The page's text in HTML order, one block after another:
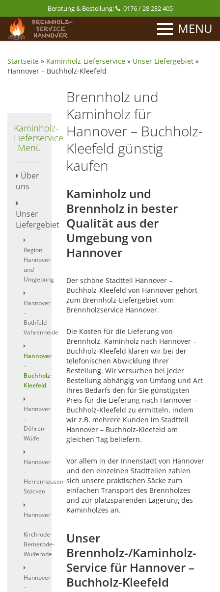
Beratung & Bestellung: 0176 / 28 232 405
MENU
Startseite » Kaminholz-Lieferservice » Unser Liefergebiet »
Hannover – Buchholz-Kleefeld
Kaminholz-
Lieferservice
Menü
Über
uns
Unser
Liefergebiet
Region
Hannover
und
Umgebung
Hannover
–
Bothfeld-
Vahrenheide
Hannover
–
Buchholz-
Kleefeld
Hannover
–
Döhren-
Wülfel
Hannover
–
Herrenhausen-
Stöcken
Hannover
–
Kirchrode-
Bemerode-
Wülferode
Hannover
–
Brennholz und
Kaminholz für
Hannover – Buchholz-
Kleefeld günstig
kaufen
Kaminholz und
Brennholz in bester
Qualität aus der
Umgebung von
Hannover
Der schöne Stadtteil Hannover –
Buchholz-Kleefeld von Hannover gehört
zum Brennholz-Liefergebiet vom
Brennholzservice Hannover.
Die Kosten für die Lieferung von
Brennholz, Kaminholz nach Hannover –
Buchholz-Kleefeld klären wir bei der
telefonischen Abwicklung Ihrer
Bestellung. Wir versuchen bei jeder
Bestellung abhängig von Umfang und Art
Ihres Bedarfs den für Sie günstigsten
Preis für die Lieferung nach Hannover –
Buchholz-Kleefeld zu ermitteln, indem
wir z.B. mehrere Kunden im Stadtteil
Hannover – Buchholz-Kleefeld am
gleichen Tag beliefern.
Vor allem in der Innenstadt von Hannover
und den einzelnen Stadtteilen zahlen
sich unsere praktischen Säcke zum
einfachen Transport des Brennholzes
und zur platzsparenden Lagerung des
Kaminholzes an.
Unser
Brennholz-/Kaminholz-
Service für Hannover –
Buchholz-Kleefeld